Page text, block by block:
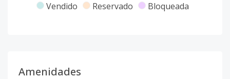
Vendido Reservado Bloqueada
Amenidades